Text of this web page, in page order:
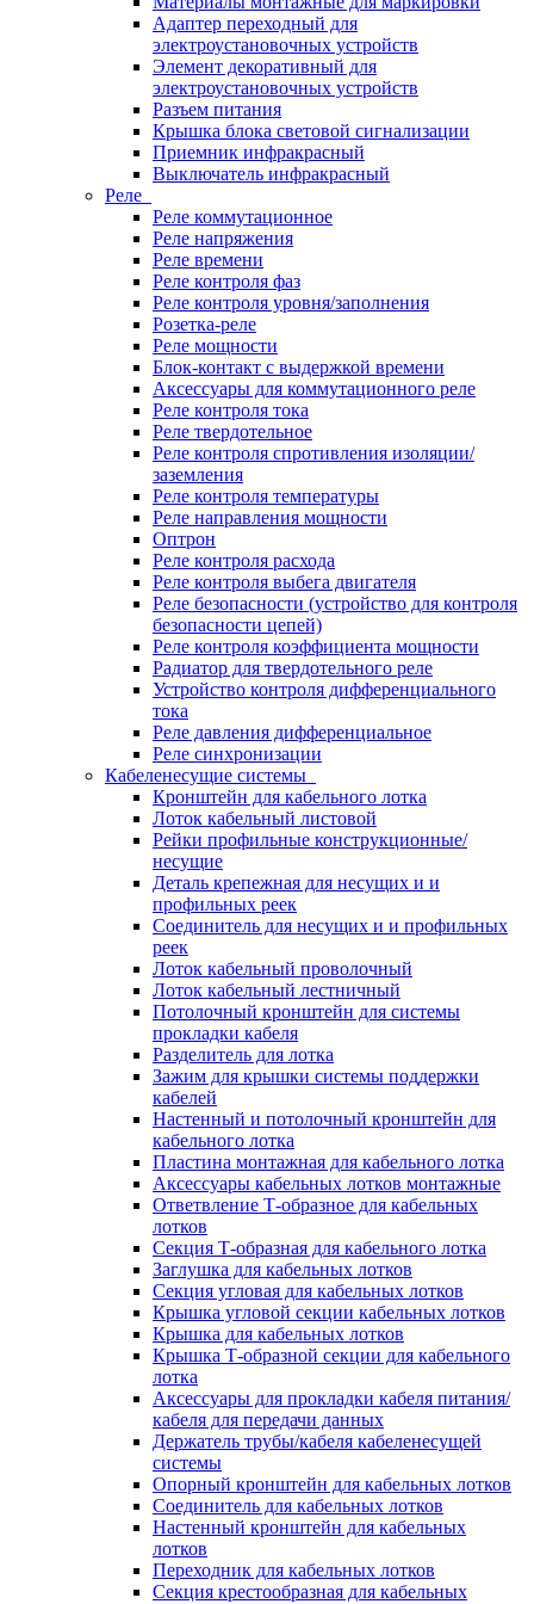
Адаптер переходный для
электроустановочных устройств
Элемент декоративный для
электроустановочных устройств
Разъем питания
Крышка блока световой сигнализации
Приемник инфракрасный
Выключатель инфракрасный
Реле
Реле коммутационное
Реле напряжения
Реле времени
Реле контроля фаз
Реле контроля уровня/заполнения
Розетка-реле
Реле мощности
Блок-контакт с выдержкой времени
Аксессуары для коммутационного реле
Реле контроля тока
Реле твердотельное
Реле контроля спротивления изоляции/
заземления
Реле контроля температуры
Реле направления мощности
Оптрон
Реле контроля расхода
Реле контроля выбега двигателя
Реле безопасности (устройство для контроля
безопасности цепей)
Реле контроля коэффициента мощности
Радиатор для твердотельного реле
Устройство контроля дифференциального
тока
Реле давления дифференциальное
Реле синхронизации
Кабеленесущие системы
Кронштейн для кабельного лотка
Лоток кабельный листовой
Рейки профильные конструкционные/
несущие
Деталь крепежная для несущих и и
профильных реек
Соединитель для несущих и и профильных
реек
Лоток кабельный проволочный
Лоток кабельный лестничный
Потолочный кронштейн для системы
прокладки кабеля
Разделитель для лотка
Зажим для крышки системы поддержки
кабелей
Настенный и потолочный кронштейн для
кабельного лотка
Пластина монтажная для кабельного лотка
Аксессуары кабельных лотков монтажные
Ответвление Т-образное для кабельных
лотков
Секция Т-образная для кабельного лотка
Заглушка для кабельных лотков
Секция угловая для кабельных лотков
Крышка угловой секции кабельных лотков
Крышка для кабельных лотков
Крышка Т-образной секции для кабельного
лотка
Аксессуары для прокладки кабеля питания/
кабеля для передачи данных
Держатель трубы/кабеля кабеленесущей
системы
Опорный кронштейн для кабельных лотков
Соединитель для кабельных лотков
Настенный кронштейн для кабельных
лотков
Переходник для кабельных лотков
Секция крестообразная для кабельных